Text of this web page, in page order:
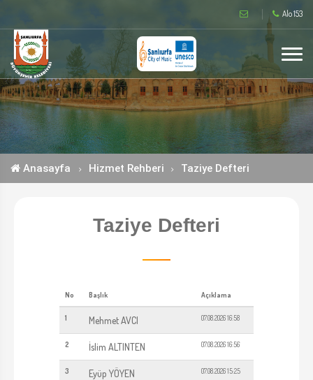
Alo 153
Anasayfa Hizmet Rehberi Taziye Defteri
Taziye Defteri
No Başlık Açıklama
1 Mehmet AVCI 07.08.2026 16:58
2 İslim ALTINTEN 07.08.2026 16:56
3 Eyüp YÖYEN 07.08.2026 15:25